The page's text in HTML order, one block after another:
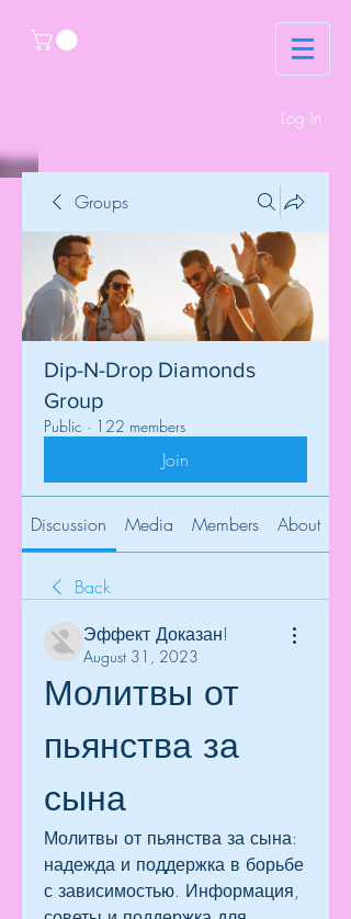
Log In
Groups
Dip-N-Drop Diamonds
Group
Public · 122 members
Join
Discussion Media Members About
Back
Эффект Доказан!
August 31, 2023
Молитвы от
пьянства за
сына
Молитвы от пьянства за сына:
надежда и поддержка в борьбе
с зависимостью. Информация,